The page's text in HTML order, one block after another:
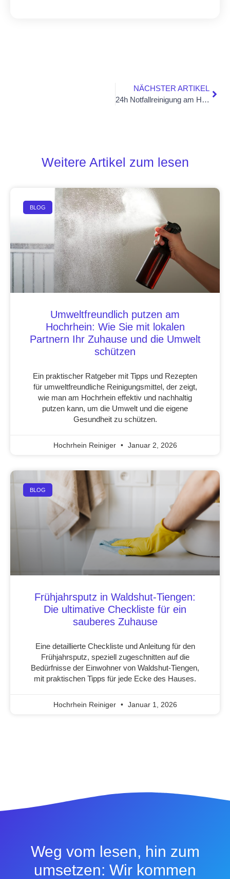
NÄCHSTER ARTIKEL
24h Notfallreinigung am Hochrhein – schnelle Hilfe bei akuten Reinigungsfällen
Weitere Artikel zum lesen
BLOG
Umweltfreundlich putzen am
Hochrhein: Wie Sie mit lokalen
Partnern Ihr Zuhause und die Umwelt
schützen
Ein praktischer Ratgeber mit Tipps und Rezepten
für umweltfreundliche Reinigungsmittel, der zeigt,
wie man am Hochrhein effektiv und nachhaltig
putzen kann, um die Umwelt und die eigene
Gesundheit zu schützen.
Hochrhein Reiniger Januar 2, 2026
BLOG
Frühjahrsputz in Waldshut-Tiengen:
Die ultimative Checkliste für ein
sauberes Zuhause
Eine detaillierte Checkliste und Anleitung für den
Frühjahrsputz, speziell zugeschnitten auf die
Bedürfnisse der Einwohner von Waldshut-Tiengen,
mit praktischen Tipps für jede Ecke des Hauses.
Hochrhein Reiniger Januar 1, 2026
Weg vom lesen, hin zum
umsetzen: Wir kommen